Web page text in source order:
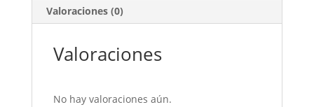
Valoraciones (0)
Valoraciones
No hay valoraciones aún.